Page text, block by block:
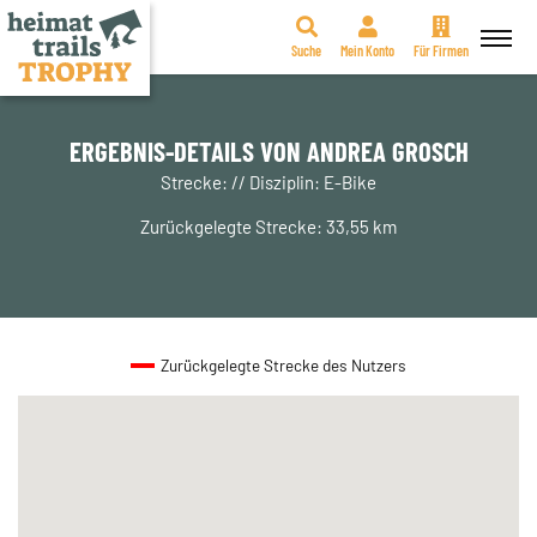
Zum
Suche Mein Konto Für Firmen
ERGEBNIS-DETAILS VON ANDREA GROSCH
Strecke: // Disziplin: E-Bike
Zurückgelegte Strecke: 33,55 km
Zurückgelegte Strecke des Nutzers